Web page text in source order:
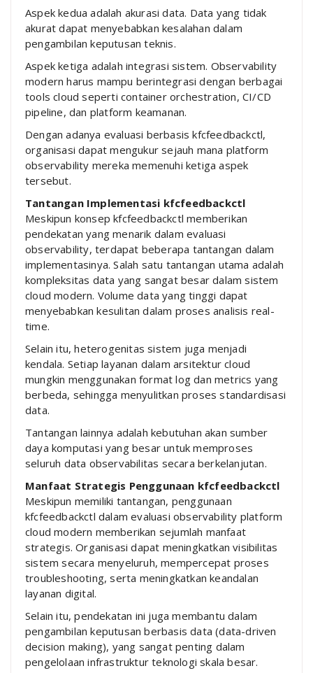
Aspek kedua adalah akurasi data. Data yang tidak
akurat dapat menyebabkan kesalahan dalam
pengambilan keputusan teknis.
Aspek ketiga adalah integrasi sistem. Observability
modern harus mampu berintegrasi dengan berbagai
tools cloud seperti container orchestration, CI/CD
pipeline, dan platform keamanan.
Dengan adanya evaluasi berbasis kfcfeedbackctl,
organisasi dapat mengukur sejauh mana platform
observability mereka memenuhi ketiga aspek
tersebut.
Tantangan Implementasi kfcfeedbackctl
Meskipun konsep kfcfeedbackctl memberikan
pendekatan yang menarik dalam evaluasi
observability, terdapat beberapa tantangan dalam
implementasinya. Salah satu tantangan utama adalah
kompleksitas data yang sangat besar dalam sistem
cloud modern. Volume data yang tinggi dapat
menyebabkan kesulitan dalam proses analisis real-
time.
Selain itu, heterogenitas sistem juga menjadi
kendala. Setiap layanan dalam arsitektur cloud
mungkin menggunakan format log dan metrics yang
berbeda, sehingga menyulitkan proses standardisasi
data.
Tantangan lainnya adalah kebutuhan akan sumber
daya komputasi yang besar untuk memproses
seluruh data observabilitas secara berkelanjutan.
Manfaat Strategis Penggunaan kfcfeedbackctl
Meskipun memiliki tantangan, penggunaan
kfcfeedbackctl dalam evaluasi observability platform
cloud modern memberikan sejumlah manfaat
strategis. Organisasi dapat meningkatkan visibilitas
sistem secara menyeluruh, mempercepat proses
troubleshooting, serta meningkatkan keandalan
layanan digital.
Selain itu, pendekatan ini juga membantu dalam
pengambilan keputusan berbasis data (data-driven
decision making), yang sangat penting dalam
pengelolaan infrastruktur teknologi skala besar.